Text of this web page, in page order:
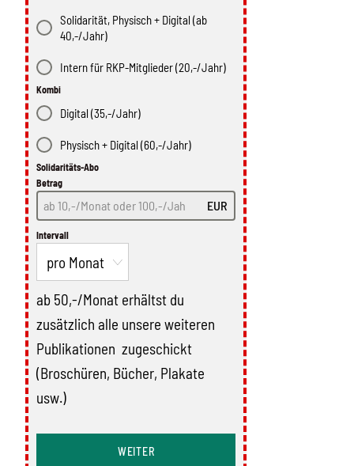
Solidarität, Physisch + Digital (ab
40,-/Jahr)
Intern für RKP-Mitglieder (20,-/Jahr)
Kombi
Digital (35,-/Jahr)
Physisch + Digital (60,-/Jahr)
Solidaritäts-Abo
Betrag
EUR
Intervall
ab 50,-/Monat erhältst du
zusätzlich alle unsere weiteren
Publikationen zugeschickt
(Broschüren, Bücher, Plakate
usw.)
WEITER